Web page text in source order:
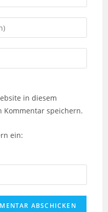
in diesem
Kommentar speichern.
ein: